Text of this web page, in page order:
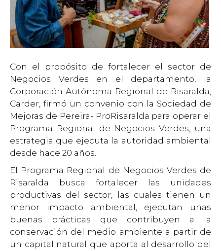
Con el propósito de fortalecer el sector de
Negocios Verdes en el departamento, la
Corporación Autónoma Regional de Risaralda,
Carder, firmó un convenio con la Sociedad de
Mejoras de Pereira- ProRisaralda para operar el
Programa Regional de Negocios Verdes, una
estrategia que ejecuta la autoridad ambiental
desde hace 20 años.
El Programa Regional de Negocios Verdes de
Risaralda busca fortalecer las unidades
productivas del sector, las cuales tienen un
menor impacto ambiental, ejecutan unas
buenas prácticas que contribuyen a la
conservación del medio ambiente a partir de
un capital natural que aporta al desarrollo del